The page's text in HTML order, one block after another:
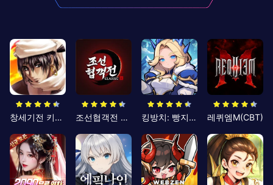
창세기전 키우기 조선협객전 클래식 킹방치: 빵지의 제왕 레퀴엠M(CBT)